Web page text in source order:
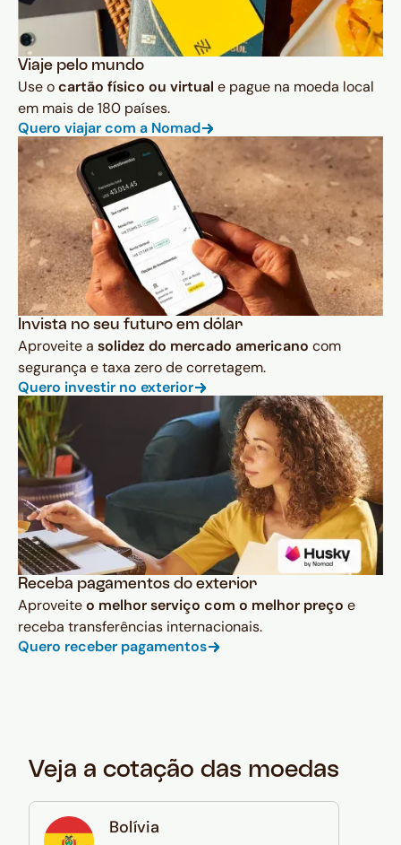
Viaje pelo mundo
Use ocartão físico ou virtual e pague na moeda local
em mais de 180 países.
Quero viajar com a Nomad
Invista no seu futuro em dólar
Aproveite a solidez do mercado americano com
segurança e taxa zero de corretagem.
Quero investir no exterior
Receba pagamentos do exterior
Aproveiteo melhor serviço com o melhor preço e
receba transferências internacionais.
Quero receber pagamentos
Veja a cotação das moedas
Bolívia